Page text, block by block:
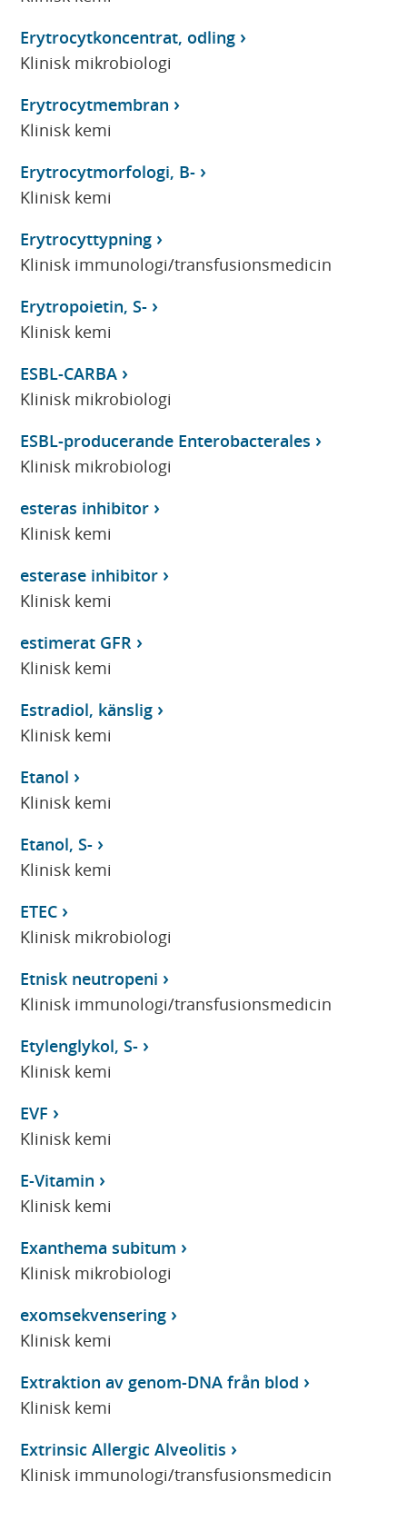
Erytrocytkoncentrat, odling
Klinisk mikrobiologi
Erytrocytmembran
Klinisk kemi
Erytrocytmorfologi, B-
Klinisk kemi
Erytrocyttypning
Klinisk immunologi/transfusionsmedicin
Erytropoietin, S-
Klinisk kemi
ESBL-CARBA
Klinisk mikrobiologi
ESBL-producerande Enterobacterales
Klinisk mikrobiologi
esteras inhibitor
Klinisk kemi
esterase inhibitor
Klinisk kemi
estimerat GFR
Klinisk kemi
Estradiol, känslig
Klinisk kemi
Etanol
Klinisk kemi
Etanol, S-
Klinisk kemi
ETEC
Klinisk mikrobiologi
Etnisk neutropeni
Klinisk immunologi/transfusionsmedicin
Etylenglykol, S-
Klinisk kemi
EVF
Klinisk kemi
E-Vitamin
Klinisk kemi
Exanthema subitum
Klinisk mikrobiologi
exomsekvensering
Klinisk kemi
Extraktion av genom-DNA från blod
Klinisk kemi
Extrinsic Allergic Alveolitis
Klinisk immunologi/transfusionsmedicin